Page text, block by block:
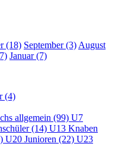
(18) September (3)August
Januar (7)
(4)
allgemein (99) U7
(14) U13 Knaben
U20 Junioren (22) U23